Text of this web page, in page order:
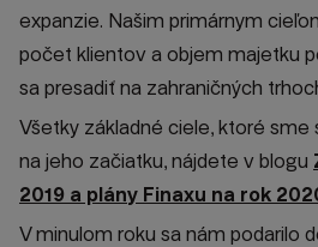
expanzie. Našim primárnym
počet klientov a objem majetku
sa presadiť na zahraničných
Všetky základné ciele, ktoré sme
na jeho začiatku, nájdete v blogu
2019 a plány Finaxu na rok
V minulom roku sa nám podarilo